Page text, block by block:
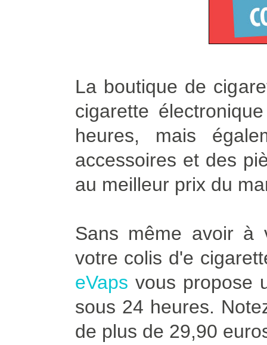
La boutique de
cigarette
heures, mais
accessoires et des
au meilleur prix du
Sans même avoir à
votre colis d'e
eVaps vous propose
sous 24 heures.
de plus de 29,90